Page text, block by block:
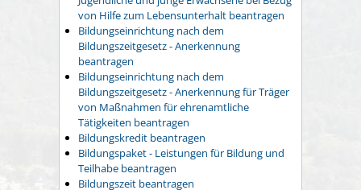
von Hilfe zum Lebensunterhalt beantragen
Bildungseinrichtung nach dem
Bildungszeitgesetz - Anerkennung
beantragen
Bildungseinrichtung nach dem
Bildungszeitgesetz - Anerkennung für Träger
von Maßnahmen für ehrenamtliche
Tätigkeiten beantragen
Bildungskredit beantragen
Bildungspaket - Leistungen für Bildung und
Teilhabe beantragen
Bildungszeit beantragen